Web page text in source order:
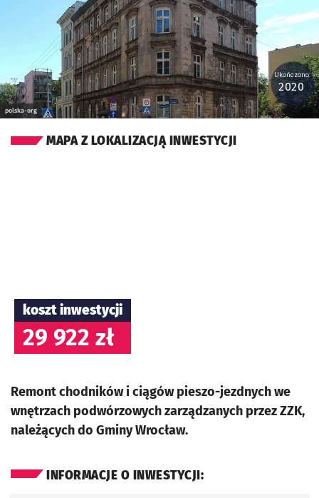
polska-org
Ukończono:
2020
MAPA Z LOKALIZACJĄ INWESTYCJI
koszt inwestycji
29 922 zł
Remont chodników i ciągów pieszo-jezdnych we
wnętrzach podwórzowych zarządzanych przez ZZK,
należących do Gminy Wrocław.
INFORMACJE O INWESTYCJI: